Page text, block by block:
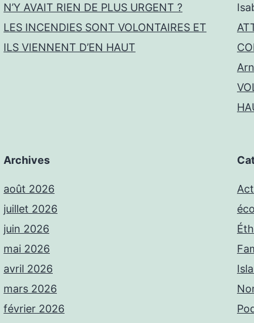
N’Y AVAIT RIEN DE PLUS URGENT ?
LES INCENDIES SONT VOLONTAIRES ET
ILS VIENNENT D’EN HAUT
Archives
août 2026
juillet 2026
juin 2026
mai 2026
avril 2026
mars 2026
février 2026